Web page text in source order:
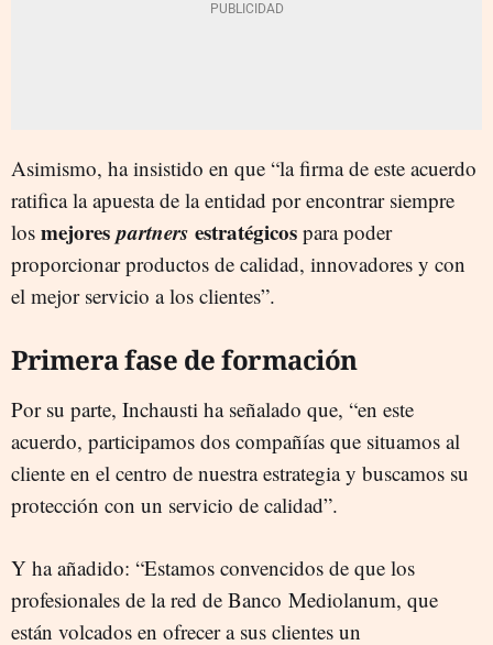
Asimismo, ha insistido en que “la firma de este acuerdo
ratifica la apuesta de la entidad por encontrar siempre
los mejorespartners estratégicos para poder
proporcionar productos de calidad, innovadores y con
el mejor servicio a los clientes”.
Primera fase de formación
Por su parte, Inchausti ha señalado que, “en este
acuerdo, participamos dos compañías que situamos al
cliente en el centro de nuestra estrategia y buscamos su
protección con un servicio de calidad”.
Y ha añadido: “Estamos convencidos de que los
profesionales de la red de Banco Mediolanum, que
están volcados en ofrecer a sus clientes un